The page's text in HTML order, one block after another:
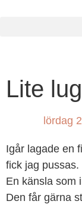
Lite
lördag
Igår lagade en
fick jag
En känsla som
Den får gärna